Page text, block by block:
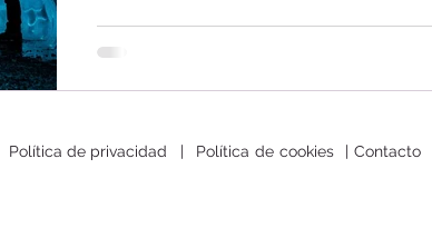
Política de privacidad | Política de cookies | Contacto